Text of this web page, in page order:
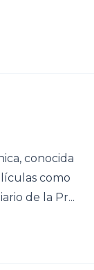
conocida
como
de la Pr...